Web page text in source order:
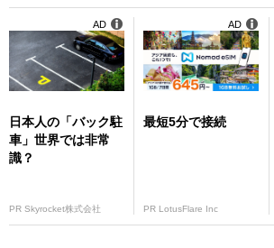
日本人の「バック駐
車」世界では非常
識？
PR Skyrocket株式会社
AD
最短5分で接続
PR LotusFlare Inc
AD